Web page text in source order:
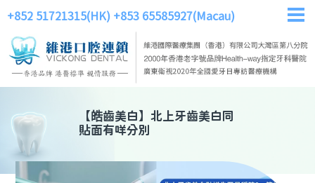
+852 51721315(HK) +853 65585927(Macau)
【皓齒美白】 北上牙齒美白同
貼面有咩分別